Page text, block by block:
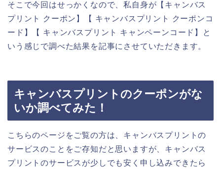
そこで今回はせっかくなので、私自身が【キャンバス
プリント クーポン】【 キャンバスプリント クーポンコ
ード】【 キャンバスプリント キャンペーンコード】と
いう感じで調べた結果を記事にさせていただきます。
キャンバスプリントのクーポンがな
いか調べてみた！
こちらのページをご覧の方は、キャンバスプリントの
サービスのことをご存知だと思いますが、キャンバス
プリントのサービスが少しでも安く申し込みできたら